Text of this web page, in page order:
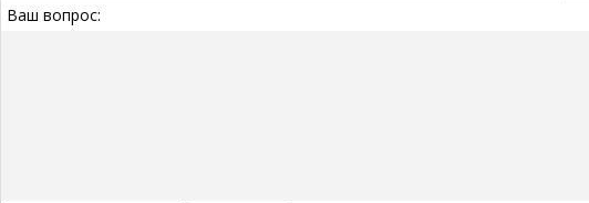
Ваш вопрос: